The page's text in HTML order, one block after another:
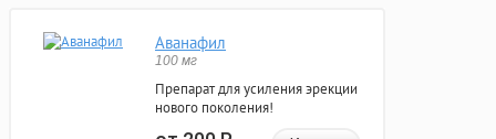
Аванафил
100 мг
Препарат для усиления эрекции
нового поколения!